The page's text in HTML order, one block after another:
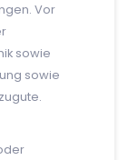
Vor
sowie
sowie